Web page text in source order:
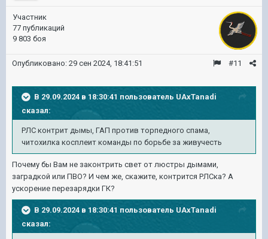
Участник
77 публикаций
9 803 боя
#11
Опубликовано: 29 сен 2024, 18:41:51
В 29.09.2024 в 18:30:41 пользователь UAxTanadi
сказал:
РЛС контрит дымы, ГАП против торпедного спама
читохилка косплеит команды по борьбе за живучесть
Почему бы Вам не законтрить свет от люстры дымами,
заградкой или ПВО? И чем же, скажите, контрится РЛСка? А
ускорение перезарядки ГК?
В 29.09.2024 в 18:30:41 пользователь UAxTanadi
сказал: